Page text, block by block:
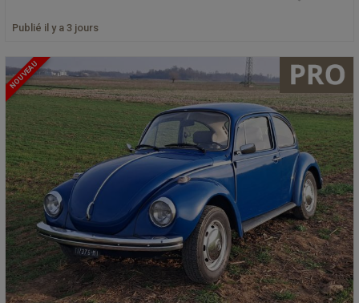
Publié il y a 3 jours
NOUVEAU